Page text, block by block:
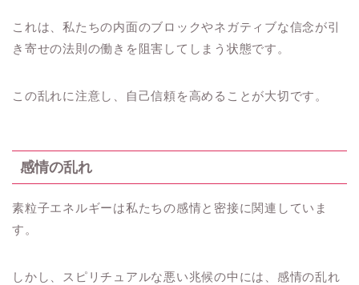
これは、私たちの内面のブロックやネガティブな信念が引
き寄せの法則の働きを阻害してしまう状態です。
この乱れに注意し、自己信頼を高めることが大切です。
感情の乱れ
素粒子エネルギーは私たちの感情と密接に関連していま
す。
しかし、スピリチュアルな悪い兆候の中には、感情の乱れ